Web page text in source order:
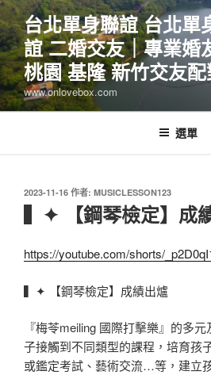
跳
至
主
要
內
容
台北單身聯誼 台北單
誼 二婚交友｜專業婚
桃園 基隆 新竹交友
www.onlovebox.com
選單
發
佈
2023-11-16 作者: MUSICLESSON123
▍✦ 【鋼琴檢定】成
https://youtube.com/shorts/
▍✦ 【鋼琴檢定】成績出爐
『梅苓meiling 國際打擊樂』的多
子接觸到不同類型的課程，培育孩
或鑑定考試、藝術交流…等，建立